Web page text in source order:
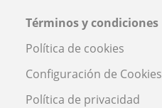
Términos y condiciones
Política de cookies
Configuración de Cookies
Política de privacidad